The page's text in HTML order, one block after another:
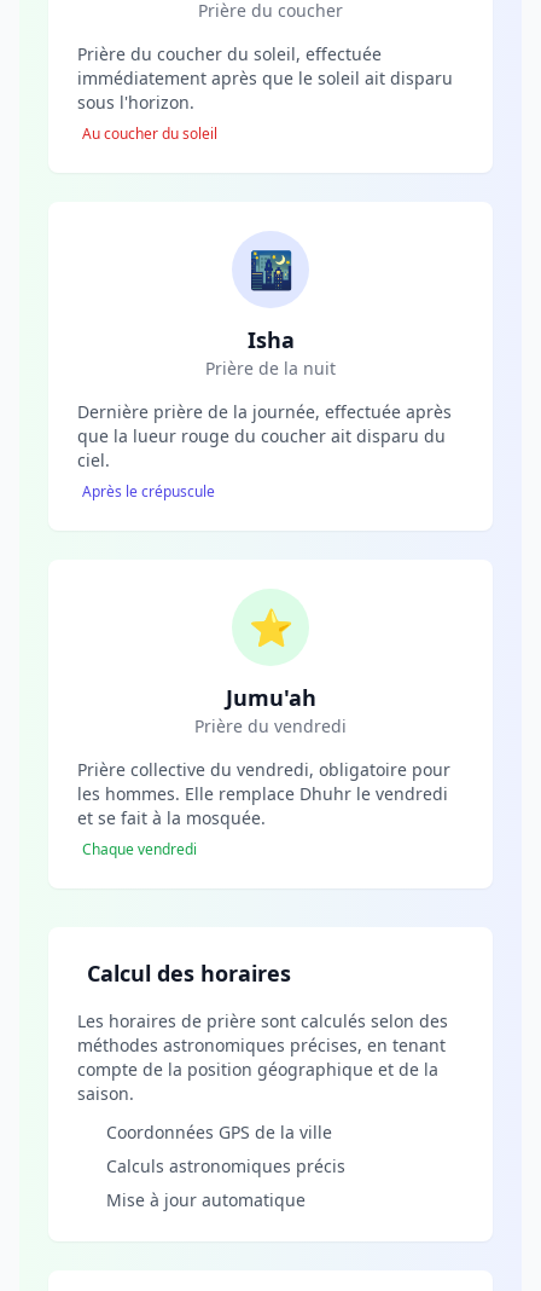
Prière du coucher
Prière du coucher du soleil, effectuée
immédiatement après que le soleil ait disparu
sous l'horizon.
Au coucher du soleil
🌃
Isha
Prière de la nuit
Dernière prière de la journée, effectuée après
que la lueur rouge du coucher ait disparu du
ciel.
Après le crépuscule
⭐
Jumu'ah
Prière du vendredi
Prière collective du vendredi, obligatoire pour
les hommes. Elle remplace Dhuhr le vendredi
et se fait à la mosquée.
Chaque vendredi
Calcul des horaires
Les horaires de prière sont calculés selon des
méthodes astronomiques précises, en tenant
compte de la position géographique et de la
saison.
Coordonnées GPS de la ville
Calculs astronomiques précis
Mise à jour automatique